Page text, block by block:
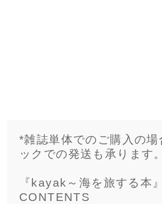
*雑誌単体でのご購入の
ックでの発送も承ります
『kayak～海を旅する本
CONTENTS